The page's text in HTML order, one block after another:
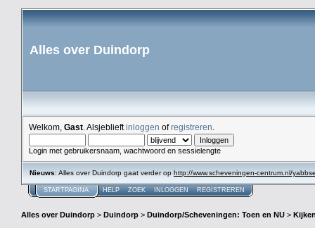
Alles over Duindorp
Welkom, Gast . Alsjeblieftinloggen ofregistreren
Login met gebruikersnaam, wachtwoord en sessielengte
Nieuws: Alles over Duindorp gaat verder op http://www.scheveningen-centrum.nl/
STARTPAGINA HELP ZOEK INLOGGEN REGISTREREN
Alles over Duindorp > Duindorp > Duindorp/Scheveningen: Toen en NU >